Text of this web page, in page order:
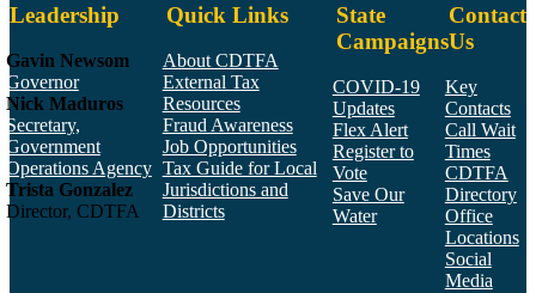
Leadership
Gavin Newsom
Governor
Nick Maduros
Secretary,
Government
Operations Agency
Trista Gonzalez
Director, CDTFA
Quick Links
About CDTFA
External Tax
Resources
Fraud Awareness
Job Opportunities
Tax Guide for Local
Jurisdictions and
Districts
State
Campaigns
COVID-19
Updates
Flex Alert
Register to
Vote
Save Our
Water
Contact
Us
Key
Contacts
Call Wait
Times
CDTFA
Directory
Office
Locations
Social
Media